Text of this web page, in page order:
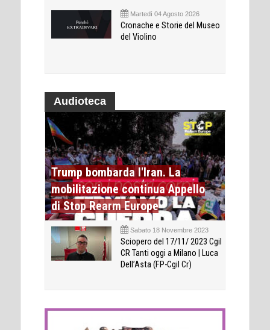
Martedì 04 Agosto 2026
Cronache e Storie del Museo
del Violino
Audioteca
Trump bombarda l'Iran. La
mobilitazione continua Appello
di Stop Rearm Europe
Sabato 18 Novembre 2023
Sciopero del 17/11/ 2023 Cgil
CR Tanti oggi a Milano | Luca
Dell’Asta (FP-Cgil Cr)